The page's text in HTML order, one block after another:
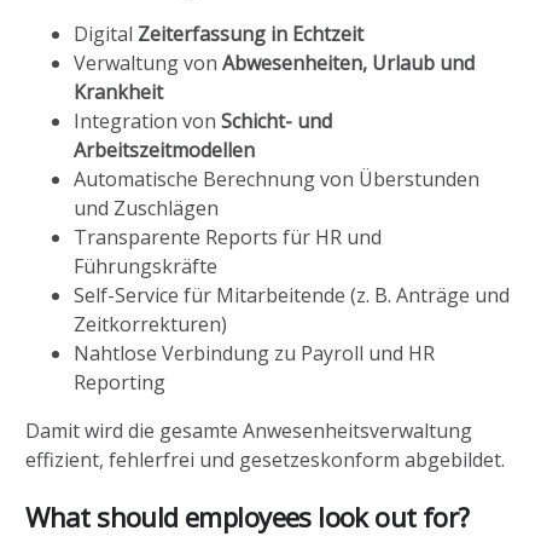
Digital Zeiterfassung in Echtzeit
Verwaltung vonAbwesenheiten, Urlaub und
Krankheit
Integration vonSchicht- und
Arbeitszeitmodellen
Automatische Berechnung von Überstunden
und Zuschlägen
Transparente Reports für HR und
Führungskräfte
Self-Service für Mitarbeitende (z. B. Anträge und
Zeitkorrekturen)
Nahtlose Verbindung zu Payroll und HR
Reporting
Damit wird die gesamte Anwesenheitsverwaltung
effizient, fehlerfrei und gesetzeskonform abgebildet.
What should employees look out for?